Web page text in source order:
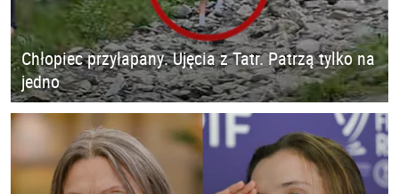
Chłopiec przyłapany. Ujęcia z Tatr. Patrzą tylko na
jedno